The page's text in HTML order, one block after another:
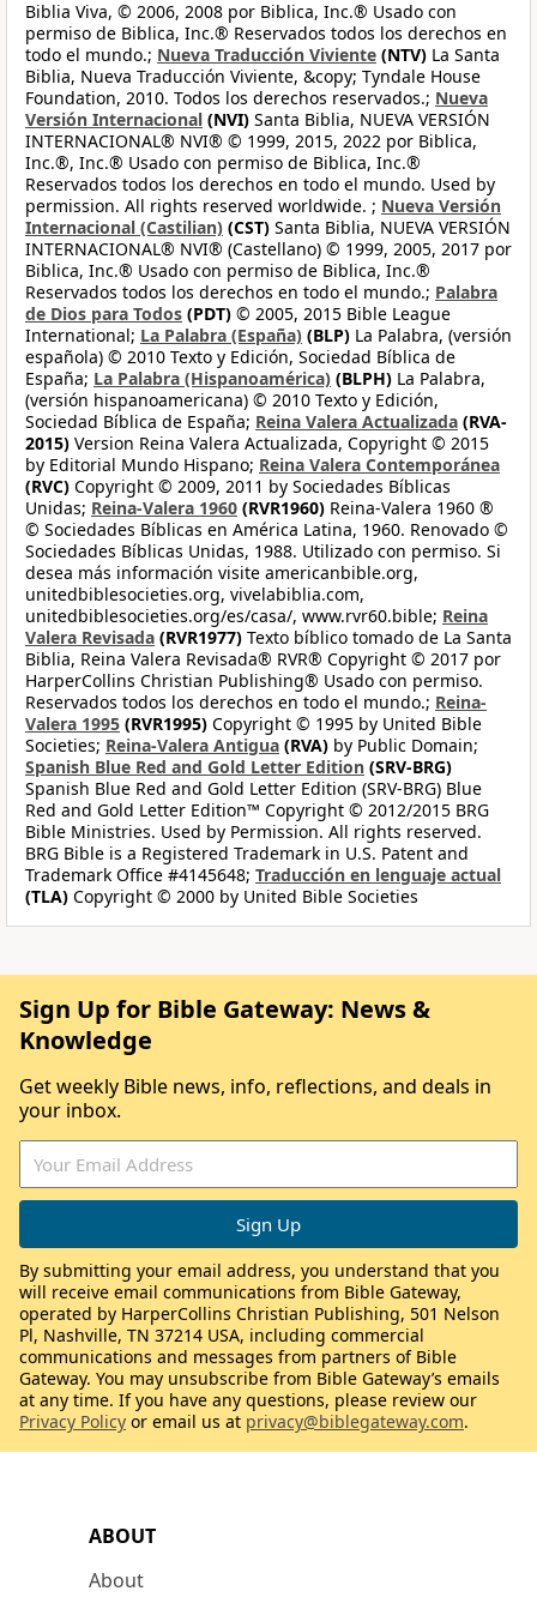
Biblia Viva, © 2006, 2008 por Biblica, Inc.® Usado con
permiso de Biblica, Inc.® Reservados todos los derechos en
todo el mundo.; Nueva Traducción Viviente (NTV) La Santa
Biblia, Nueva Traducción Viviente, &copy; Tyndale House
Foundation, 2010. Todos los derechos reservados.; Nueva
Versión Internacional (NVI) Santa Biblia, NUEVA VERSIÓN
INTERNACIONAL® NVI® © 1999, 2015, 2022 por Biblica,
Inc.®, Inc.® Usado con permiso de Biblica, Inc.®
Reservados todos los derechos en todo el mundo. Used by
permission. All rights reserved worldwide. ; Nueva Versión
Internacional (Castilian) (CST) Santa Biblia, NUEVA VERSIÓN
INTERNACIONAL® NVI® (Castellano) © 1999, 2005, 2017 por
Biblica, Inc.® Usado con permiso de Biblica, Inc.®
Reservados todos los derechos en todo el mundo.; Palabra
de Dios para Todos (PDT) © 2005, 2015 Bible League
International; La Palabra (España) (BLP) La Palabra, (versión
española) © 2010 Texto y Edición, Sociedad Bíblica de
España; La Palabra (Hispanoamérica) (BLPH) La Palabra,
(versión hispanoamericana) © 2010 Texto y Edición,
Sociedad Bíblica de España; Reina Valera Actualizada (RVA-
2015) Version Reina Valera Actualizada, Copyright © 2015
by Editorial Mundo Hispano; Reina Valera Contemporánea
(RVC) Copyright © 2009, 2011 by Sociedades Bíblicas
Unidas; Reina-Valera 1960 (RVR1960) Reina-Valera 1960 ®
© Sociedades Bíblicas en América Latina, 1960. Renovado ©
Sociedades Bíblicas Unidas, 1988. Utilizado con permiso. Si
desea más información visite americanbible.org,
unitedbiblesocieties.org, vivelabiblia.com,
unitedbiblesocieties.org/es/casa/, www.rvr60.bible; Reina
Valera Revisada (RVR1977) Texto bíblico tomado de La Santa
Biblia, Reina Valera Revisada® RVR® Copyright © 2017 por
HarperCollins Christian Publishing® Usado con permiso.
Reservados todos los derechos en todo el mundo.; Reina-
Valera 1995 (RVR1995) Copyright © 1995 by United Bible
Societies; Reina-Valera Antigua (RVA) by Public Domain;
Spanish Blue Red and Gold Letter Edition (SRV-BRG)
Spanish Blue Red and Gold Letter Edition (SRV-BRG) Blue
Red and Gold Letter Edition™ Copyright © 2012/2015 BRG
Bible Ministries. Used by Permission. All rights reserved.
BRG Bible is a Registered Trademark in U.S. Patent and
Trademark Office #4145648; Traducción en lenguaje actual
(TLA) Copyright © 2000 by United Bible Societies
ABOUT
About
Sign Up for Bible Gateway: News &
Knowledge
Get weekly Bible news, info, reflections, and deals in
your inbox.
By submitting your email address, you understand that you
will receive email communications from Bible Gateway,
operated by HarperCollins Christian Publishing, 501 Nelson
Pl, Nashville, TN 37214 USA, including commercial
communications and messages from partners of Bible
Gateway. You may unsubscribe from Bible Gateway’s emails
at any time. If you have any questions, please review our
Privacy Policy or email us at privacy@biblegateway.com.